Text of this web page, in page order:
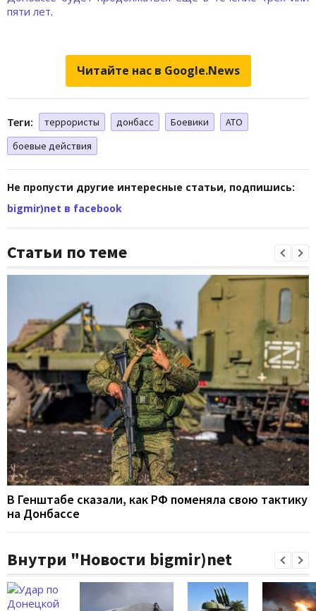
пяти лет.
Читайте нас в Google.News
Теги: террористы донбасс Боевики
АТО
боевые действия
Не пропусти другие интересные статьи, подпишись:
bigmir)net в facebook
Статьи по теме
В Генштабе сказали, как РФ поменяла свою тактику
на Донбассе
Внутри "Новости bigmir)net